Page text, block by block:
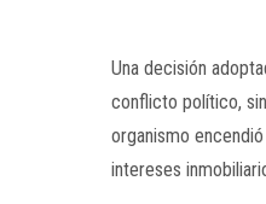
Una decisión
conflicto político,
organismo
intereses